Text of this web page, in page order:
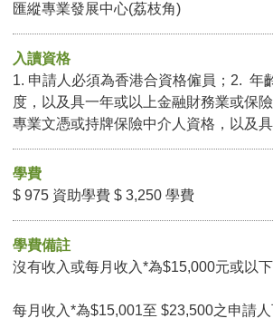
匯縱專業發展中心(荔枝角)
入讀資格
1. 申請人必須為香港合資格僱員；2. 年
度，以及具一年或以上金融財務業或保
專業文憑或持牌保險中介人資格，以及
學費
$ 975 資助學費 $ 3,250 學費
學費備註
沒有收入或每月收入*為$15,000元或以
每月收入*為$15,001至 $23,500之申請